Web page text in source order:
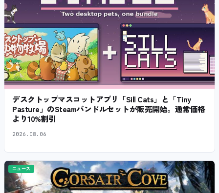
デスクトップマスコットアプリ「Sill Cats」と「Tiny
Pasture」のSteamバンドルセットが販売開始。通常価格
より10%割引
2026.08.06
ニュース